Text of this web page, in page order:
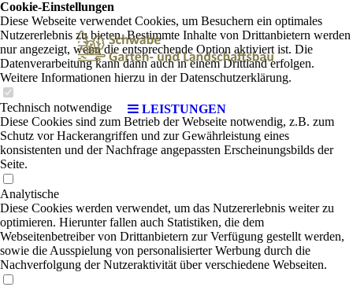
LEISTUNGEN
Cookie-Einstellungen
Diese Webseite verwendet Cookies, um Besuchern ein optimales
Nutzererlebnis zu bieten. Bestimmte Inhalte von Drittanbietern werden
nur angezeigt, wenn die entsprechende Option aktiviert ist. Die
Datenverarbeitung kann dann auch in einem Drittland erfolgen.
Weitere Informationen hierzu in der Datenschutzerklärung.
Technisch notwendige
Diese Cookies sind zum Betrieb der Webseite notwendig, z.B. zum
Schutz vor Hackerangriffen und zur Gewährleistung eines
konsistenten und der Nachfrage angepassten Erscheinungsbilds der
Seite.
Analytische
Diese Cookies werden verwendet, um das Nutzererlebnis weiter zu
optimieren. Hierunter fallen auch Statistiken, die dem
Webseitenbetreiber von Drittanbietern zur Verfügung gestellt werden,
sowie die Ausspielung von personalisierter Werbung durch die
Nachverfolgung der Nutzeraktivität über verschiedene Webseiten.